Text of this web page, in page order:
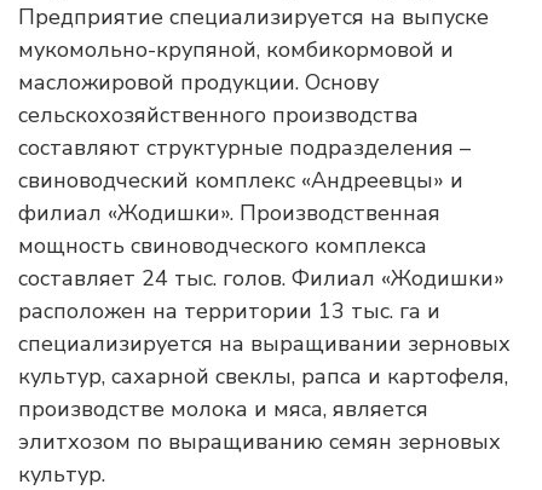
Предприятие специализируется на выпуске
мукомольно-крупяной, комбикормовой и
масложировой продукции. Основу
сельскохозяйственного производства
составляют структурные подразделения –
свиноводческий комплекс «Андреевцы» и
филиал «Жодишки». Производственная
мощность свиноводческого комплекса
составляет 24 тыс. голов. Филиал «Жодишки»
расположен на территории 13 тыс. га и
специализируется на выращивании зерновых
культур, сахарной свеклы, рапса и картофеля,
производстве молока и мяса, является
элитхозом по выращиванию семян зерновых
культур.